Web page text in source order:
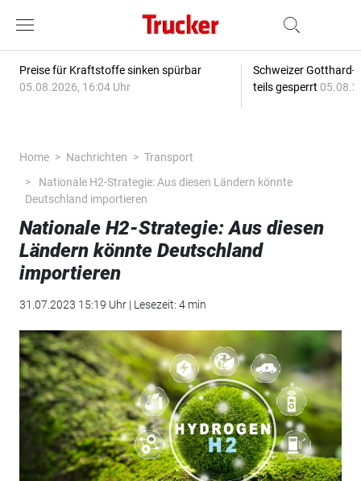
Preise für Kraftstoffe sinken spürbar
05.08.2026, 16:04 Uhr
Schweizer Gotthard-
teils gesperrt
Home Nachrichten
Transport
Nationale H2-Strategie: Aus diesen Ländern könnte
Deutschland importieren
Nationale H2-Strategie: Aus diesen
Ländern könnte Deutschland
importieren
31.07.2023 15:19 Uhr | Lesezeit: 4 min